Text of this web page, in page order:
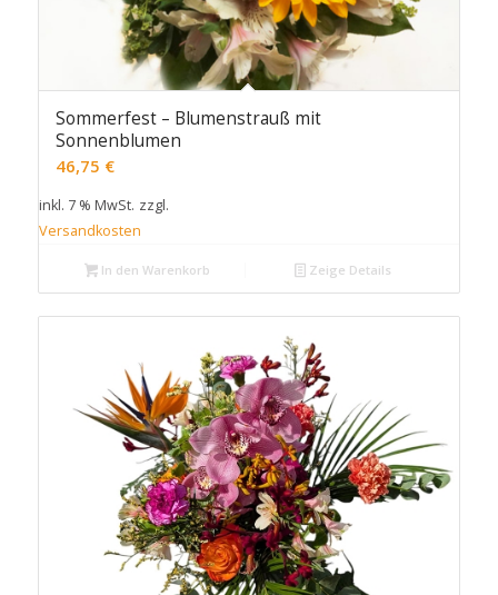
Sommerfest – Blumenstrauß mit
Sonnenblumen
46,75 €
inkl. 7 % MwSt. zzgl.
Versandkosten
In den Warenkorb Zeige Details